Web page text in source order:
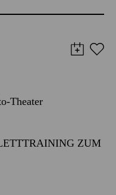
Theater
ZUM